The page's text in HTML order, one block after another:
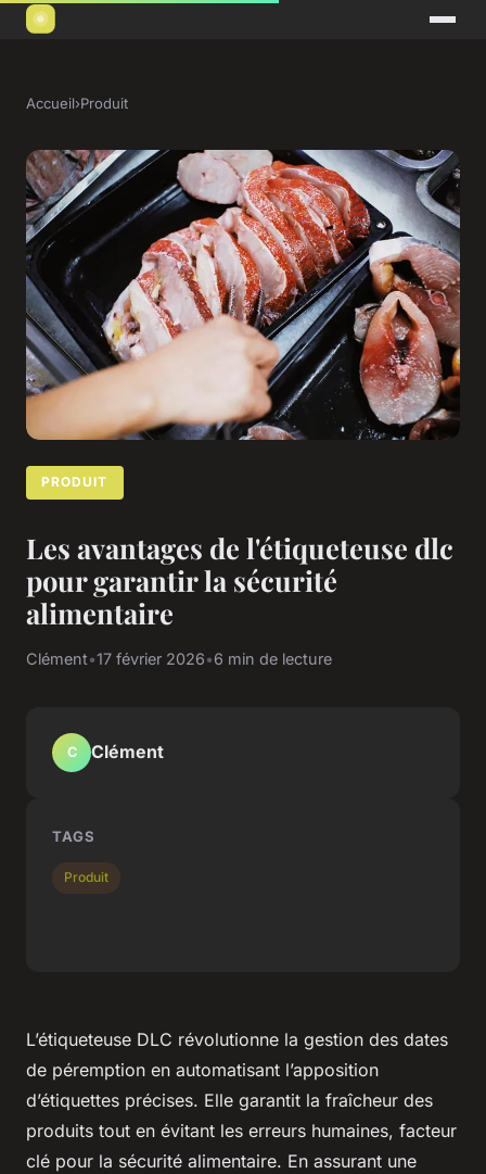
Accueil›Produit
PRODUIT
Les avantages de l'étiqueteuse dlc
pour garantir la sécurité
alimentaire
Clément•17 février 2026•6 min de lecture
L’étiqueteuse DLC révolutionne la gestion des dates
de péremption en automatisant l’apposition
d’étiquettes précises. Elle garantit la fraîcheur des
produits tout en évitant les erreurs humaines, facteur
clé pour la sécurité alimentaire. En assurant une
C Clément
TAGS
Produit